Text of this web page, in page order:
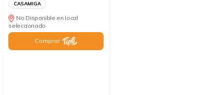
CASAMIGA
No Disponible en local
seleccionado
Comprar